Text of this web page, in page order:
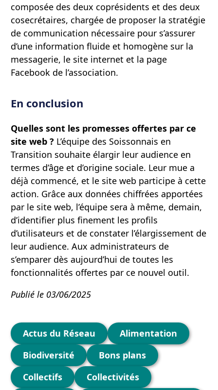
composée des deux coprésidents et des deux
cosecrétaires, chargée de proposer la stratégie
de communication nécessaire pour s’assurer
d’une information fluide et homogène sur la
messagerie, le site internet et la page
Facebook de l’association.
En conclusion
Quelles sont les promesses offertes par ce
site web ? L’équipe des Soissonnais en
Transition souhaite élargir leur audience en
termes d’âge et d’origine sociale. Leur mue a
déjà commencé, et le site web participe à cette
action. Grâce aux données chiffrées apportées
par le site web, l’équipe sera à même, demain,
d’identifier plus finement les profils
d’utilisateurs et de constater l’élargissement de
leur audience. Aux administrateurs de
s’emparer dès aujourd’hui de toutes les
fonctionnalités offertes par ce nouvel outil.
Publié le 03/06/2025
Catégories
Actus du Réseau
Alimentation
Biodiversité
Bons plans
Collectifs
Collectivités